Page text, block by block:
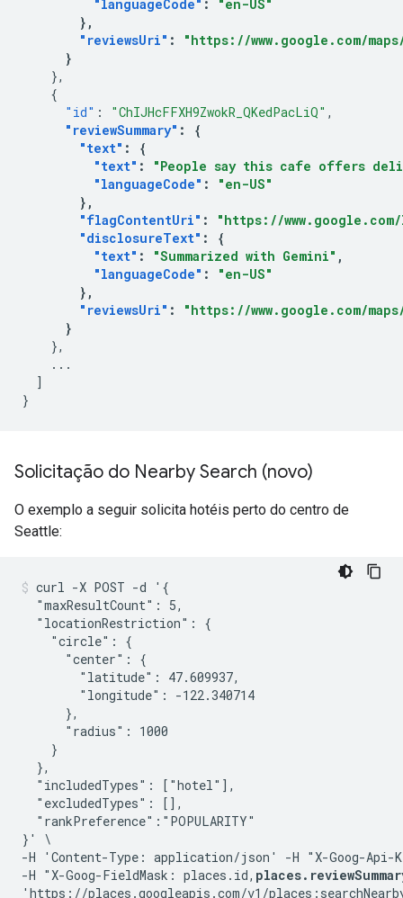
"languageCode" :
"en-US"
},
"reviewsUri" :
"https://www.google.com/maps/
}
},
{
"id" : "ChIJHcFFXH9ZwokR_QKedPacLiQ" ,
"reviewSummary" :
{
"text" :
{
"text" :
"People say this cafe offers
"languageCode" :
"en-US"
},
"flagContentUri" :
"https://www.google.com/
"disclosureText" :
{
"text" : "Summarized with Gemini" ,
"languageCode" :
"en-US"
},
"reviewsUri" :
"https://www.google.com/
}
},
...
]
}
Solicitação do Nearby Search (novo)
O exemplo a seguir solicita hotéis perto do centro de
Seattle:
curl -X POST -d '{
  "maxResultCount": 5,
  "locationRestriction": {
    "circle": {
      "center": {
        "latitude": 47.609937,
        "longitude": -122.340714
      },
      "radius": 1000
    }
  },
  "includedTypes": ["hotel"],
  "excludedTypes": [],
  "rankPreference":"POPULARITY"
}' \
-H 'Content-Type: application/json' -H "X-Goog-Api-
-H "X-Goog-FieldMask: places.id,